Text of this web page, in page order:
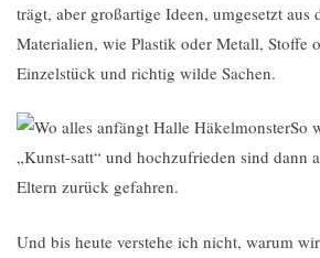
trägt, aber großartige Ideen, umgesetzt aus
Materialien, wie Plastik oder Metall, Stoffe
Einzelstück und richtig wilde Sachen.
So
„Kunst-satt“ und hochzufrieden sind dann
Eltern zurück gefahren.
Und bis heute verstehe ich nicht, warum